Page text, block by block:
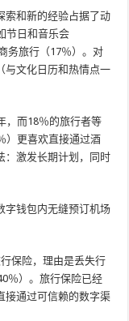
索和新的经验占据了动
节日和音乐会
务旅行（17％）。对
与文化日历和热情点一
，而18％的旅行者等
）更喜欢直接通过酒
：激发长期计划，同时
字钱包内无缝预订机场
保险，理由是丢失行
％）。旅行保险已经
接通过可信赖的数字渠